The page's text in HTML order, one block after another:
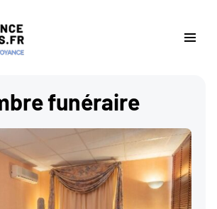
funéraire